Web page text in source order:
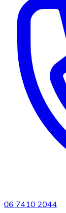
06 7410 2044